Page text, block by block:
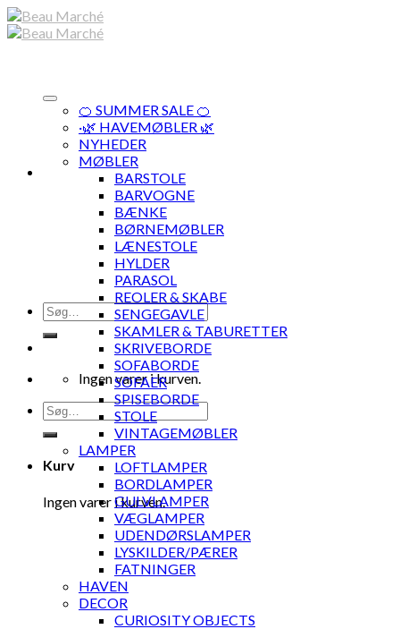
Skip
to
Søg
efter:
Ingen varer i kurven.
Søg
efter:
Kurv
Ingen varer i kurven.
🍊 SUMMER SALE 🍊
·🌿 HAVEMØBLER 🌿
NYHEDER
MØBLER
BARSTOLE
BARVOGNE
BÆNKE
BØRNEMØBLER
LÆNESTOLE
HYLDER
PARASOL
REOLER & SKABE
SENGEGAVLE
SKAMLER & TABURETTER
SKRIVEBORDE
SOFABORDE
SOFAER
SPISEBORDE
STOLE
VINTAGEMØBLER
LAMPER
LOFTLAMPER
BORDLAMPER
GULVLAMPER
VÆGLAMPER
UDENDØRSLAMPER
LYSKILDER/PÆRER
FATNINGER
HAVEN
DECOR
CURIOSITY OBJECTS